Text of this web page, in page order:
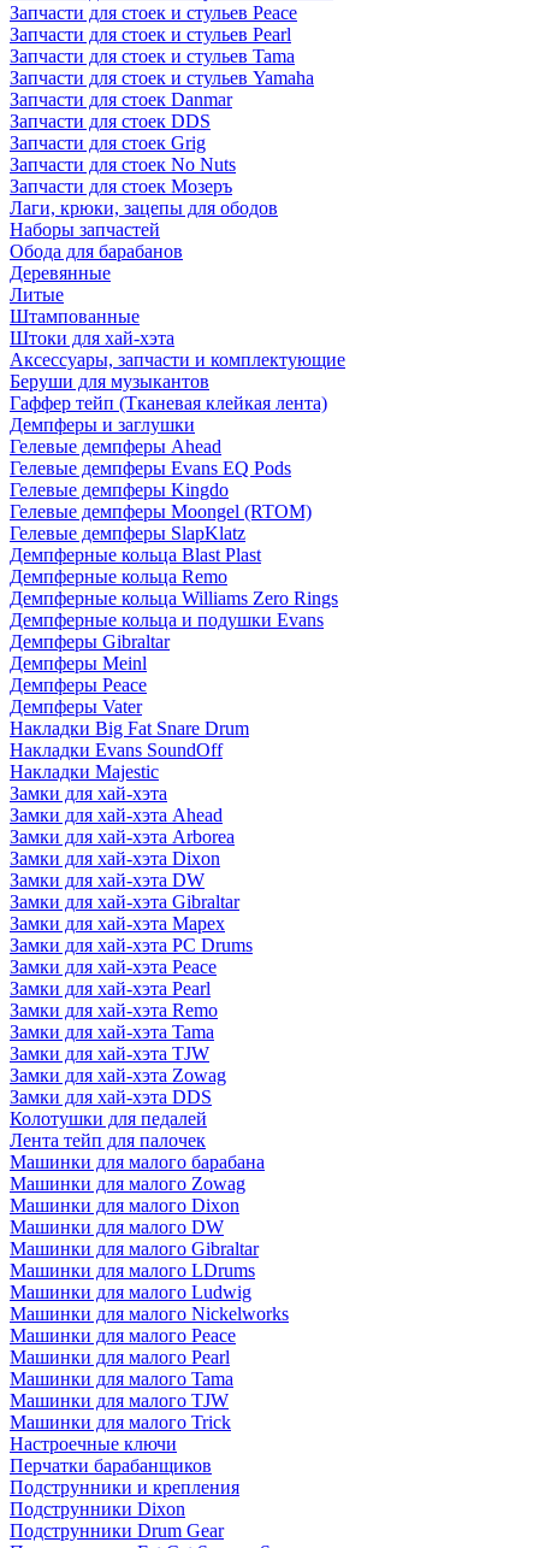
Запчасти для стоек и стульев Peace
Запчасти для стоек и стульев Pearl
Запчасти для стоек и стульев Tama
Запчасти для стоек и стульев Yamaha
Запчасти для стоек Danmar
Запчасти для стоек DDS
Запчасти для стоек Grig
Запчасти для стоек No Nuts
Запчасти для стоек Мозеръ
Лаги, крюки, зацепы для ободов
Наборы запчастей
Обода для барабанов
Деревянные
Литые
Штампованные
Штоки для хай-хэта
Аксессуары, запчасти и комплектующие
Беруши для музыкантов
Гаффер тейп (Тканевая клейкая лента)
Демпферы и заглушки
Гелевые демпферы Ahead
Гелевые демпферы Evans EQ Pods
Гелевые демпферы Kingdo
Гелевые демпферы Moongel (RTOM)
Гелевые демпферы SlapKlatz
Демпферные кольца Blast Plast
Демпферные кольца Remo
Демпферные кольца Williams Zero Rings
Демпферные кольца и подушки Evans
Демпферы Gibraltar
Демпферы Meinl
Демпферы Peace
Демпферы Vater
Накладки Big Fat Snare Drum
Накладки Evans SoundOff
Накладки Majestic
Замки для хай-хэта
Замки для хай-хэта Ahead
Замки для хай-хэта Arborea
Замки для хай-хэта Dixon
Замки для хай-хэта DW
Замки для хай-хэта Gibraltar
Замки для хай-хэта Mapex
Замки для хай-хэта PC Drums
Замки для хай-хэта Peace
Замки для хай-хэта Pearl
Замки для хай-хэта Remo
Замки для хай-хэта Tama
Замки для хай-хэта TJW
Замки для хай-хэта Zowag
Замки для хай-хэта DDS
Колотушки для педалей
Лента тейп для палочек
Машинки для малого барабана
Машинки для малого Zowag
Машинки для малого Dixon
Машинки для малого DW
Машинки для малого Gibraltar
Машинки для малого LDrums
Машинки для малого Ludwig
Машинки для малого Nickelworks
Машинки для малого Peace
Машинки для малого Pearl
Машинки для малого Tama
Машинки для малого TJW
Машинки для малого Trick
Настроечные ключи
Перчатки барабанщиков
Подструнники и крепления
Подструнники Dixon
Подструнники Drum Gear